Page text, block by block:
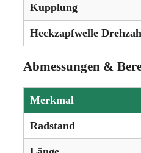
Kupplung
Heckzapfwelle
Abmessungen &
Merkmal
Radstand